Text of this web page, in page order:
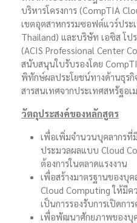
บริหารโครงการ (CompTIA
เขตอุตสาหกรรมซอฟต์แวร์ประ
Thailand) และบริษัท เอซิส โป
(ACIS Professional Center
สนับสนุนใบรับรองโดย
พิทักษ์ผลประโยชน์ทางด้านธุรกิ
สารสนเทศจากประเทศสหรัฐอเ
วัตถุประสงค์ของหลักสูตร
เพื่อเพิ่มจำนวนบุคลากรที่
ประมวลผลแบบ Cloud
ต้องการในตลาดแรงงาน
เพื่อสร้างมาตรฐานของบุ
Cloud Computing ให้มีค
เป็นการรองรับการเปิดกา
เพื่อพัฒนาศักยภาพของบุ